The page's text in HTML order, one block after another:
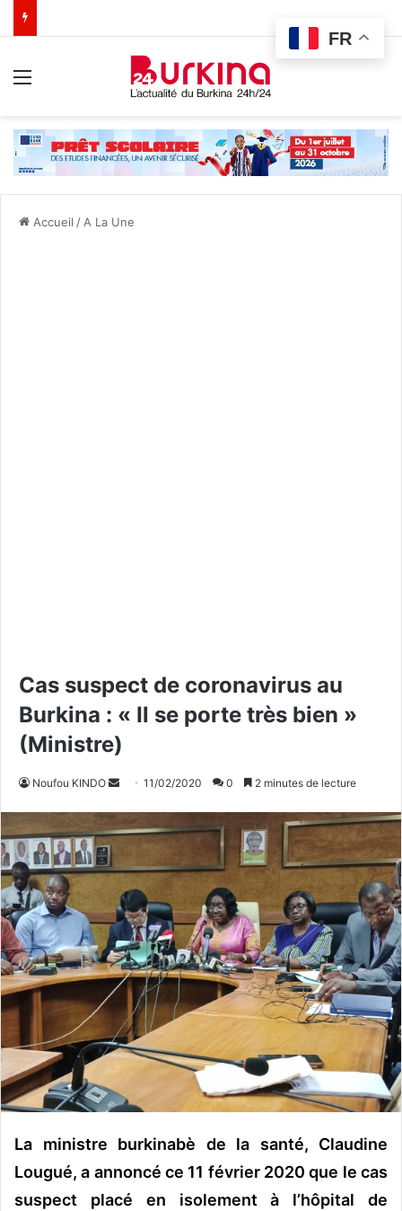
Accueil / A La Une
Cas suspect de coronavirus au
Burkina : « Il se porte très bien »
(Ministre)
Noufou KINDO
v
y
e
r
n
c
u
r
e
11/02/2020 0 2 minutes de lecture
La ministre burkinabè de la santé, Claudine
Lougué, a annoncé ce 11 février 2020 que le cas
suspect placé en isolement à l’hôpital de
FR